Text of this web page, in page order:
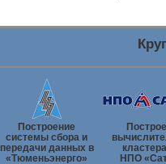
Построение
системы сбора и
передачи данных в
«Тюменьэнерго»
НПО